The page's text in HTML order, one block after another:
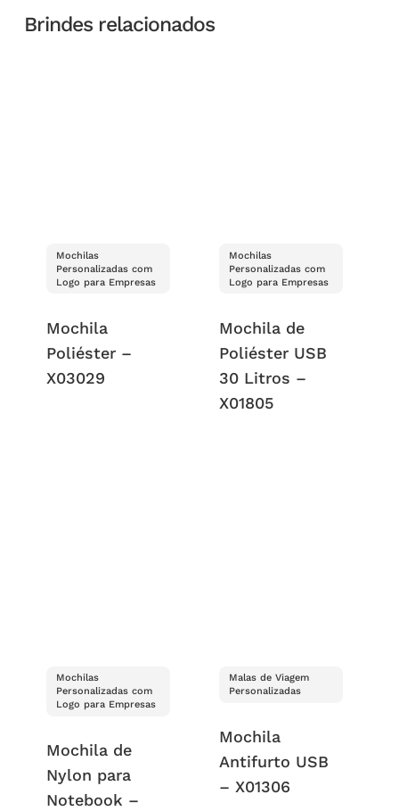
Brindes relacionados
Mochilas
Personalizadas com
Logo para Empresas
Mochila
Poliéster –
X03029
Mochilas
Personalizadas com
Logo para Empresas
Mochila de
Poliéster USB
30 Litros –
X01805
Mochilas
Personalizadas com
Logo para Empresas
Mochila de
Nylon para
Notebook –
Malas de Viagem
Personalizadas
Mochila
Antifurto USB
– X01306